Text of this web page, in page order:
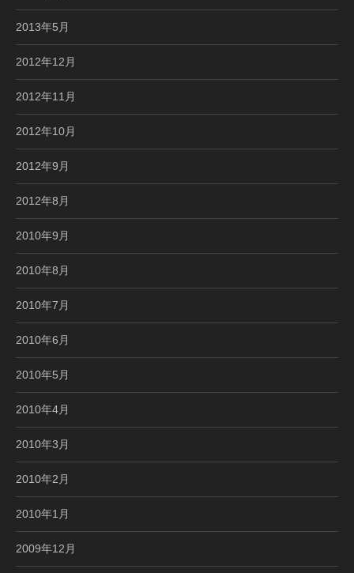
2013年5月
2012年12月
2012年11月
2012年10月
2012年9月
2012年8月
2010年9月
2010年8月
2010年7月
2010年6月
2010年5月
2010年4月
2010年3月
2010年2月
2010年1月
2009年12月